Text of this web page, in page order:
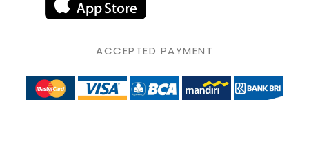
ACCEPTED PAYMENT